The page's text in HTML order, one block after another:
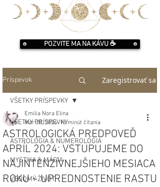
POZVITE MA NA KÁVU ☕️
Príspevok Zaregistrovať sa
VŠETKY PRÍSPEVKY
ASTROLÓGIA & NUMEROLÓGIA
MYSTIKA & MÁGIA
VEDOMÝ ŽIVOT
VŠETKY PRÍSPEVKY
ASTROLOGICKÁ PREDPOVEĎ
APRÍL 2024: VSTUPUJEME DO
NAJINTENZÍVNEJŠIEHO MESIACA
ROKU ~ UPREDNOSTENIE RASTU
Emilia Nora Elina
Mar 28, 2024 16 minút čítania